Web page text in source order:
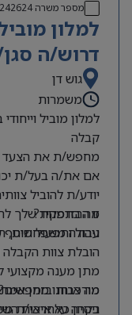
מספר משרה242624
למלון
דרוש/ה
גוש דן
משמרות
למלון מוביל
קבלה
מחפש/ת את הצעד
אם את/ה בעל/ת
יודע/ת להוביל
זו ההזדמנות שלך
עבודה משפחתית,
מה בתפקיד?
ניהול ותפעול
הובלת צוות הקבלה
מתן מענה מקצועי
מורכבות בזמן אמת
בקרה על איכות
מה אנחנו
ניסיון כאחראי/ת